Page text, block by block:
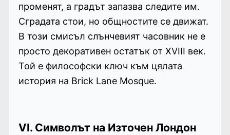
променят, а градът запазва следите им.
Сградата стои, но общностите се движат.
В този смисъл слънчевият часовник не е
просто декоративен остатък от XVIII век.
Той е философски ключ към цялата
история на Brick Lane Mosque.
VI. Символът на Източен Лондон